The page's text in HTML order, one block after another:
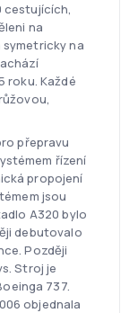
cestujících,
na
na
roku. Každé
přepravu
řízení
propojení
jsou
A320 bylo
debutovalo
Později
Stroj je
737.
objednala